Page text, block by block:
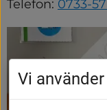
Telefon: 0733-57
Vi